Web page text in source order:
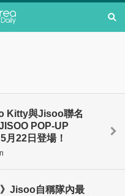
Kitty與Jisoo聯名
POP-UP
月22日登場！
》Jisoo自稱隊內最